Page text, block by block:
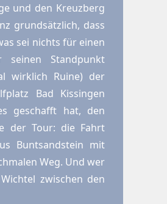
und den Kreuzberg
grundsätzlich, dass
sei nichts für einen
Standpunkt
wirklich Ruine) der
Bad Kissingen
geschafft hat, den
der Tour: die Fahrt
Buntsandstein mit
Weg. Und wer
zwischen den